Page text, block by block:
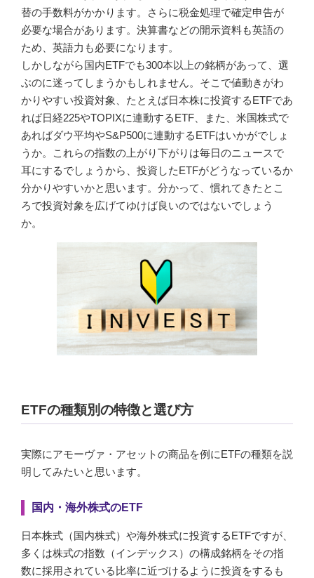
替の手数料がかかります。さらに税金処理で確定申告が
必要な場合があります。決算書などの開示資料も英語の
ため、英語力も必要になります。
しかしながら国内ETFでも300本以上の銘柄があって、選
ぶのに迷ってしまうかもしれません。そこで値動きがわ
かりやすい投資対象、たとえば日本株に投資するETFであ
れば日経225やTOPIXに連動するETF、また、米国株式で
あればダウ平均やS&P500に連動するETFはいかがでしょ
うか。これらの指数の上がり下がりは毎日のニュースで
耳にするでしょうから、投資したETFがどうなっているか
分かりやすいかと思います。分かって、慣れてきたとこ
ろで投資対象を広げてゆけば良いのではないでしょう
か。
ETFの種類別の特徴と選び方
実際にアモーヴァ・アセットの商品を例にETFの種類を説
明してみたいと思います。
国内・海外株式のETF
日本株式（国内株式）や海外株式に投資するETFですが、
多くは株式の指数（インデックス）の構成銘柄をその指
数に採用されている比率に近づけるように投資をするも